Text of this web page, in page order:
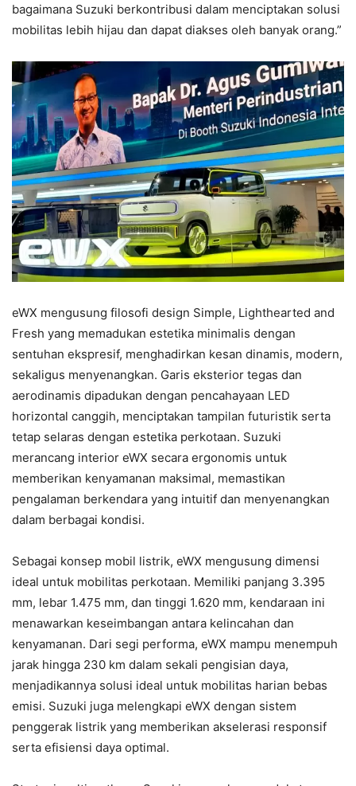
bagaimana Suzuki berkontribusi dalam menciptakan solusi
mobilitas lebih hijau dan dapat diakses oleh banyak orang.”
eWX mengusung filosofi design Simple, Lighthearted and
Fresh yang memadukan estetika minimalis dengan
sentuhan ekspresif, menghadirkan kesan dinamis, modern,
sekaligus menyenangkan. Garis eksterior tegas dan
aerodinamis dipadukan dengan pencahayaan LED
horizontal canggih, menciptakan tampilan futuristik serta
tetap selaras dengan estetika perkotaan. Suzuki
merancang interior eWX secara ergonomis untuk
memberikan kenyamanan maksimal, memastikan
pengalaman berkendara yang intuitif dan menyenangkan
dalam berbagai kondisi.
Sebagai konsep mobil listrik, eWX mengusung dimensi
ideal untuk mobilitas perkotaan. Memiliki panjang 3.395
mm, lebar 1.475 mm, dan tinggi 1.620 mm, kendaraan ini
menawarkan keseimbangan antara kelincahan dan
kenyamanan. Dari segi performa, eWX mampu menempuh
jarak hingga 230 km dalam sekali pengisian daya,
menjadikannya solusi ideal untuk mobilitas harian bebas
emisi. Suzuki juga melengkapi eWX dengan sistem
penggerak listrik yang memberikan akselerasi responsif
serta efisiensi daya optimal.